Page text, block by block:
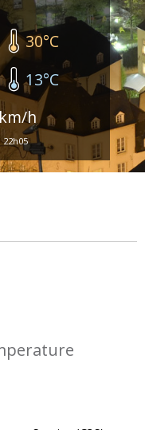
30°C
13°C
km/h
22h05